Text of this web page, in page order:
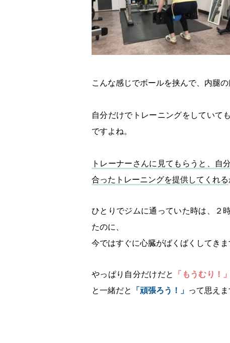
こんな感じでボールを挟んで、内腿
自分だけでトレーニングをしていて
ですよね。
トレーナーさんに見てもらうと、自
合ったトレーニングを提供してくれる
ひとりでジムに通っていた時は、２
たのに、
今ではすぐに心臓がばくばくしてき
やっぱり自分だけだと 「もうむり！」
と一緒だと
「頑張ろう！」 って思えま